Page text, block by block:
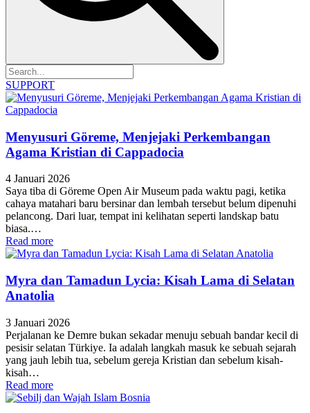
SUPPORT
Menyusuri Göreme, Menjejaki Perkembangan
Agama Kristian di Cappadocia
4 Januari 2026
Saya tiba di Göreme Open Air Museum pada waktu pagi, ketika
cahaya matahari baru bersinar dan lembah tersebut belum dipenuhi
pelancong. Dari luar, tempat ini kelihatan seperti landskap batu
biasa.…
Read more
Myra dan Tamadun Lycia: Kisah Lama di Selatan
Anatolia
3 Januari 2026
Perjalanan ke Demre bukan sekadar menuju sebuah bandar kecil di
pesisir selatan Türkiye. Ia adalah langkah masuk ke sebuah sejarah
yang jauh lebih tua, sebelum gereja Kristian dan sebelum kisah-
kisah…
Read more